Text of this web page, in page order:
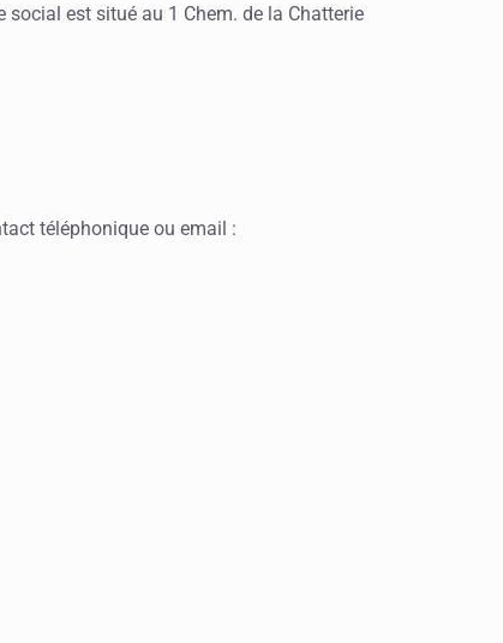
social est situé au 1 Chem. de la Chatterie
téléphonique ou email :